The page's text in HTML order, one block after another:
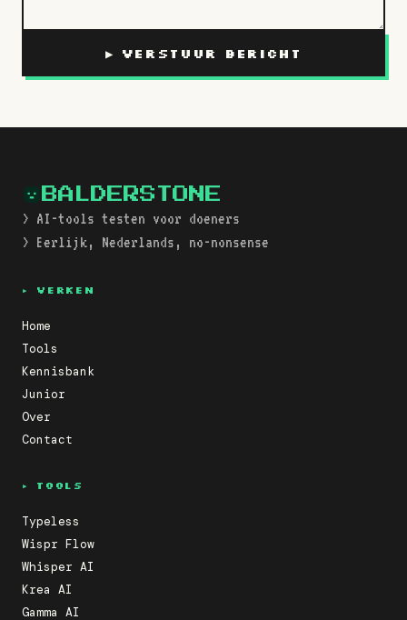
▶ VERSTUUR BERICHT
BALDERSTONE
> AI-tools testen voor doeners
> Eerlijk, Nederlands, no-nonsense
▸ VERKEN
Home
Tools
Kennisbank
Junior
Over
Contact
▸ TOOLS
Typeless
Wispr Flow
Whisper AI
Krea AI
Gamma AI